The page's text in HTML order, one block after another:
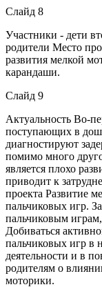
Слайд 8
Участники - дети
родители Место
развития мелкой
карандаши.
Слайд 9
Актуальность Во-
поступающих в
диагностируют
помимо много
является плохо
приводит к
проекта Развитие
пальчиковых игр.
пальчиковым
Добиваться
пальчиковых игр в
деятельности и в
родителям о
моторики.